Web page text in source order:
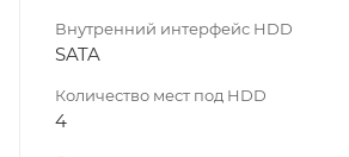
Внутренний интерфейс HDD
SATA
Количество мест под HDD
4